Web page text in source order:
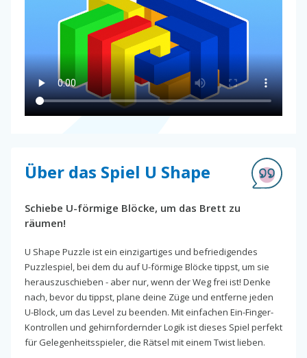
Über das Spiel U Shape
Schiebe U-förmige Blöcke, um das Brett zu
räumen!
U Shape Puzzle ist ein einzigartiges und befriedigendes
Puzzlespiel, bei dem du auf U-förmige Blöcke tippst, um sie
herauszuschieben - aber nur, wenn der Weg frei ist! Denke
nach, bevor du tippst, plane deine Züge und entferne jeden
U-Block, um das Level zu beenden. Mit einfachen Ein-Finger-
Kontrollen und gehirnfordernder Logik ist dieses Spiel perfekt
für Gelegenheitsspieler, die Rätsel mit einem Twist lieben.